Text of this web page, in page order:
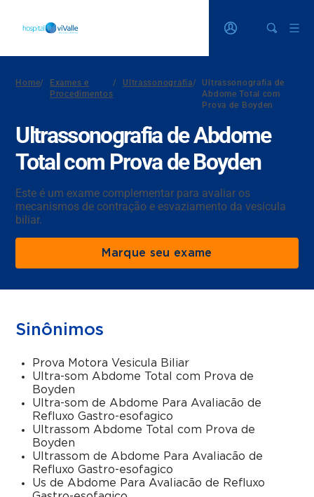
Home/
Exames e
Procedimentos
/ Ultrassonografia/
Ultrassonografia de
Abdome Total com
Prova de Boyden
Ultrassonografia de Abdome
Total com Prova de Boyden
Este é um exame complementar para avaliar os
mecanismos de contração e esvaziamento da vesícula
biliar.
Marque seu exame
Sinônimos
Prova Motora Vesicula Biliar
Ultra-som Abdome Total com Prova de
Boyden
Ultra-som de Abdome Para Avaliacão de
Refluxo Gastro-esofagico
Ultrassom Abdome Total com Prova de
Boyden
Ultrassom de Abdome Para Avaliacão de
Refluxo Gastro-esofagico
Us de Abdome Para Avaliacão de Refluxo